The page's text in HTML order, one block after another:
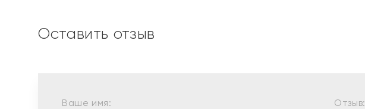
Оставить отзыв
Ваше имя: Отзыв: